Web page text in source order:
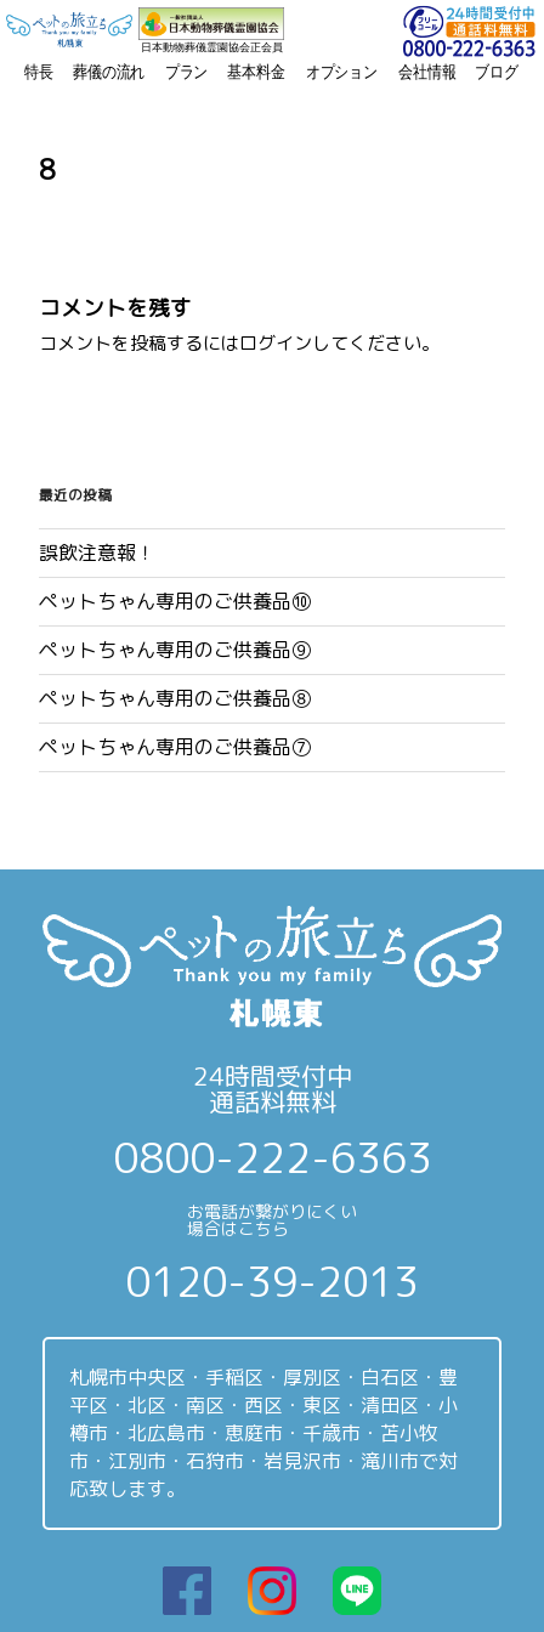
日本動物葬儀霊園協会正会員
特長 葬儀の流れ プラン 基本料金 オプション 会社情報 ブログ
8
コメントを残す
コメントを投稿するにはログインしてください。
稿
ナ
ビ
ゲ
ー
シ
ョ
最近の投稿
誤飲注意報！
ペットちゃん専用のご供養品⑩
ペットちゃん専用のご供養品⑨
ペットちゃん専用のご供養品⑧
ペットちゃん専用のご供養品⑦
24時間受付中
通話料無料
0800-222-6363
お電話が繋がりにくい
場合はこちら
0120-39-2013
札幌市中央区・手稲区・厚別区・白石区・豊
平区・北区・南区・西区・東区・清田区・小
樽市・北広島市・恵庭市・千歳市・苫小牧
市・江別市・石狩市・岩見沢市・滝川市で対
応致します。